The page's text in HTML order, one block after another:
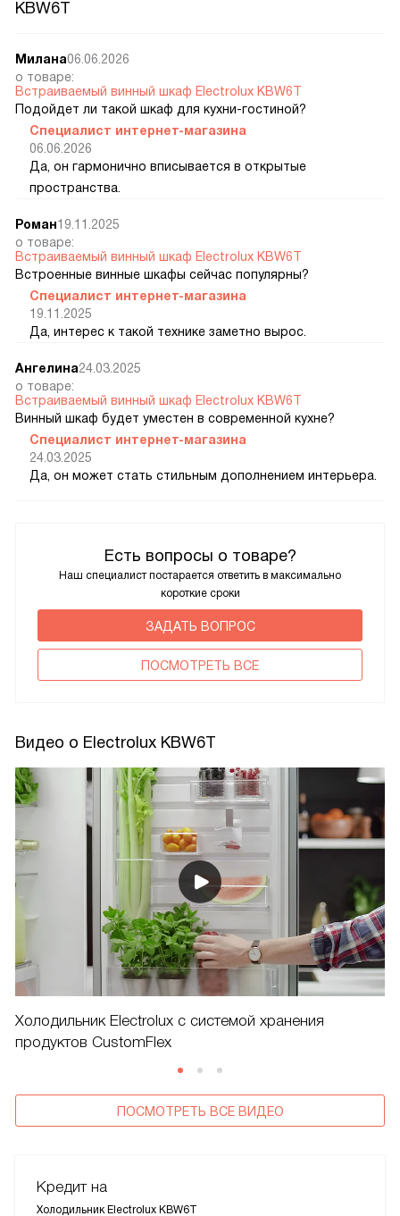
KBW6T
Есть вопросы о товаре?
Наш специалист постарается ответить в максимально
короткие сроки
ЗАДАТЬ ВОПРОС
ПОCМОТРЕТЬ ВСЕ
Милана06.06.2026
о товаре:
Встраиваемый винный шкаф Electrolux KBW6T
Подойдет ли такой шкаф для кухни-гостиной?
Специалист интернет-магазина
06.06.2026
Да, он гармонично вписывается в открытые
пространства.
Роман19.11.2025
о товаре:
Встраиваемый винный шкаф Electrolux KBW6T
Встроенные винные шкафы сейчас популярны?
Специалист интернет-магазина
19.11.2025
Да, интерес к такой технике заметно вырос.
Ангелина24.03.2025
о товаре:
Встраиваемый винный шкаф Electrolux KBW6T
Винный шкаф будет уместен в современной кухне?
Специалист интернет-магазина
24.03.2025
Да, он может стать стильным дополнением интерьера.
Видео о Electrolux KBW6T
Холодильник Electrolux c системой хранения
продуктов CustomFlex
ПОСМОТРЕТЬ ВСЕ ВИДЕО
Кредит на
Холодильник Electrolux KBW6T